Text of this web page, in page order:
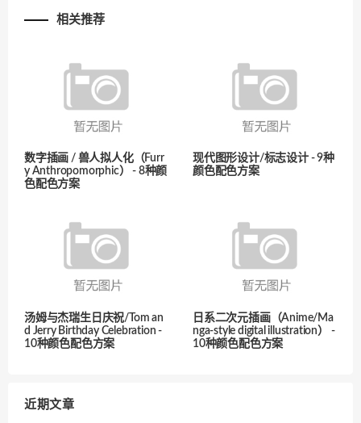
相关推荐
数字插画 / 兽人拟人化（Furr
y Anthropomorphic） - 8种颜
色配色方案
现代图形设计/标志设计 - 9种
颜色配色方案
汤姆与杰瑞生日庆祝/Tom an
d Jerry Birthday Celebration -
10种颜色配色方案
日系二次元插画（Anime/Ma
nga-style digital illustration） -
10种颜色配色方案
近期文章